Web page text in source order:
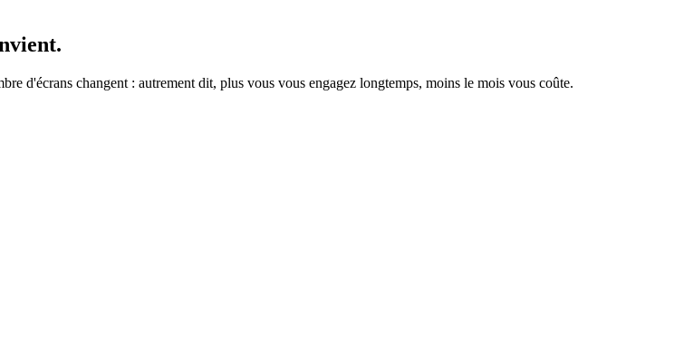
d'écrans changent : autrement dit, plus vous vous engagez longtemps, moins le mois vous coûte.